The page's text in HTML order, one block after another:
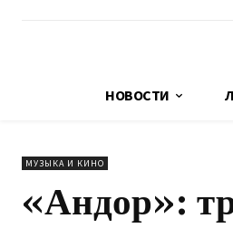
НОВОСТИ
МУЗЫКА И КИНО
«Андор»: